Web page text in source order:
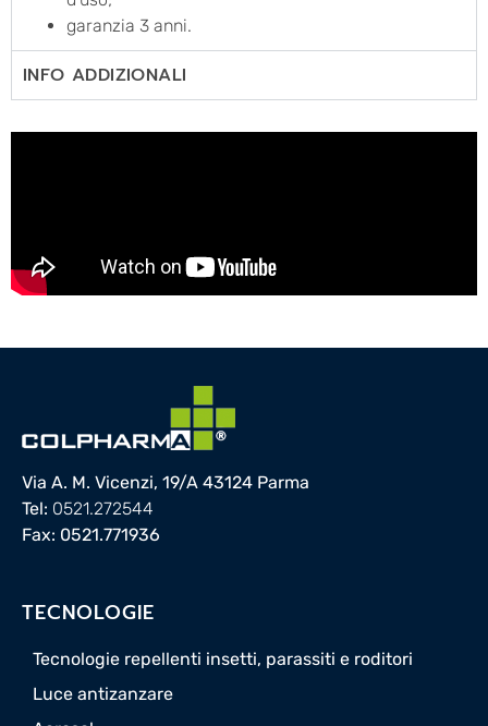
garanzia 3 anni.
INFO ADDIZIONALI
Via A. M. Vicenzi, 19/A 43124 Parma
Tel: 0521.272544
Fax: 0521.771936
TECNOLOGIE
Tecnologie repellenti insetti, parassiti e roditori
Luce antizanzare